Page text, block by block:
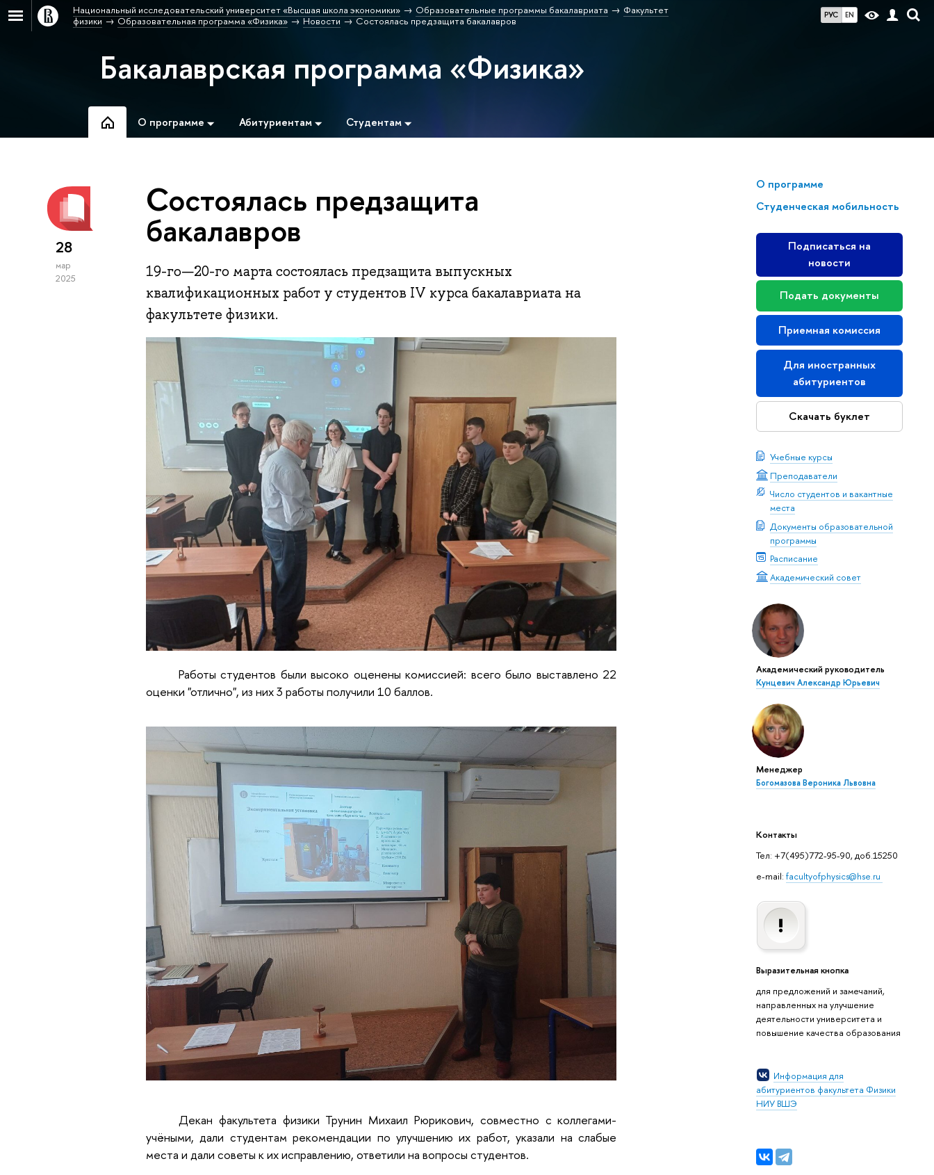
РУС EN
Национальный исследовательский университет «Высшая школа экономики» Образовательные программы бакалавриата
Факультет
физики
Образовательная программа «Физика» Новости Состоялась предзащита бакалавров
Бакалаврская программа «Физика»
О программе Абитуриентам Студентам
О программе
Студенческая мобильность
Подписаться на
новости
Подать документы
Приемная комиссия
Для иностранных
абитуриентов
Скачать буклет
Учебные курсы
Преподаватели
Число студентов и вакантные
места
Документы образовательной
программы
Расписание
Академический совет
Академический руководитель
Кунцевич Александр Юрьевич
Менеджер
Богомазова Вероника Львовна
Контакты
Тел: +7(495)772-95-90, доб.15250
e-mail: facultyofphysics@hse.ru
Выразительная кнопка
для предложений и замечаний,
направленных на улучшение
деятельности университета и
повышение качества образования
Информация для
абитуриентов факультета Физики
НИУ ВШЭ
28
мар
2025
Состоялась предзащита
бакалавров
19-го—20-го марта состоялась предзащита выпускных
квалификационных работ у студентов IV курса бакалавриата на
факультете физики.
Работы студентов были высоко оценены комиссией: всего было выставлено 22
оценки "отлично", из них 3 работы получили 10 баллов.
Декан факультета физики Трунин Михаил Рюрикович, совместно с коллегами-
учёными, дали студентам рекомендации по улучшению их работ, указали на слабые
места и дали советы к их исправлению, ответили на вопросы студентов.